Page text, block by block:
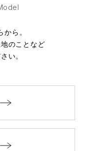
ら。
のことなど
い。